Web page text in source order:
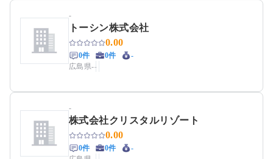
-
トーシン株式会社
0.00
0件 0件
-
広島県--
-
株式会社クリスタルリゾート
0.00
0件 0件
-